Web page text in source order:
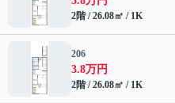
2階 / 26.08㎡ / 1K
206
3.8万円
2階 / 26.08㎡ / 1K